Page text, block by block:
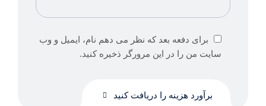
برای دفعه بعد که نظر می دهم نام، ایمیل و وب
سایت من را در این مرورگر ذخیره کنید.
برآورد هزینه را دریافت کنید